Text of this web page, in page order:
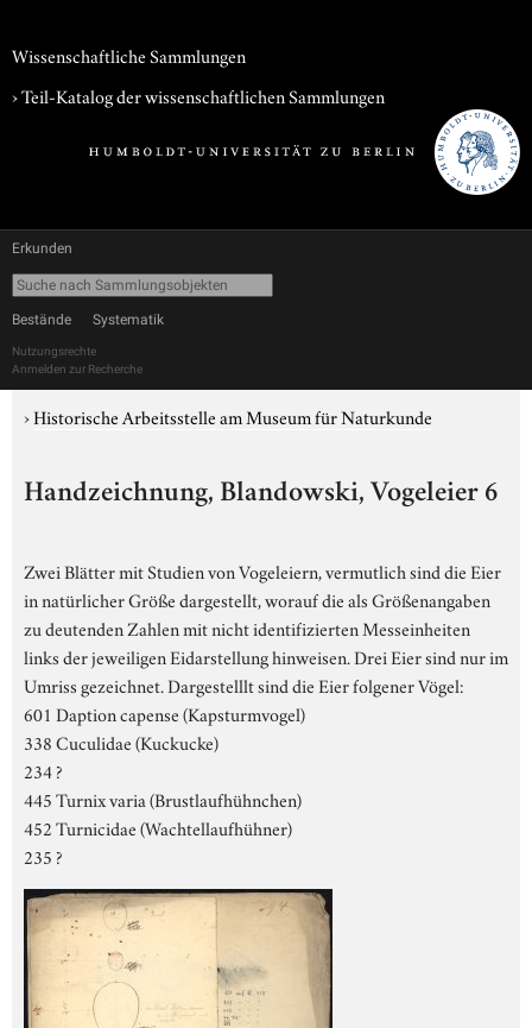
Wissenschaftliche Sammlungen
› Teil-Katalog der wissenschaftlichen Sammlungen
Erkunden
Bestände Systematik
Nutzungsrechte
Anmelden zur Recherche
›Historische Arbeitsstelle am Museum für Naturkunde
Handzeichnung, Blandowski, Vogeleier 6
Zwei Blätter mit Studien von Vogeleiern, vermutlich sind die Eier
in natürlicher Größe dargestellt, worauf die als Größenangaben
zu deutenden Zahlen mit nicht identifizierten Messeinheiten
links der jeweiligen Eidarstellung hinweisen. Drei Eier sind nur im
Umriss gezeichnet. Dargestelllt sind die Eier folgener Vögel:
601 Daption capense (Kapsturmvogel)
338 Cuculidae (Kuckucke)
234 ?
445 Turnix varia (Brustlaufhühnchen)
452 Turnicidae (Wachtellaufhühner)
235 ?